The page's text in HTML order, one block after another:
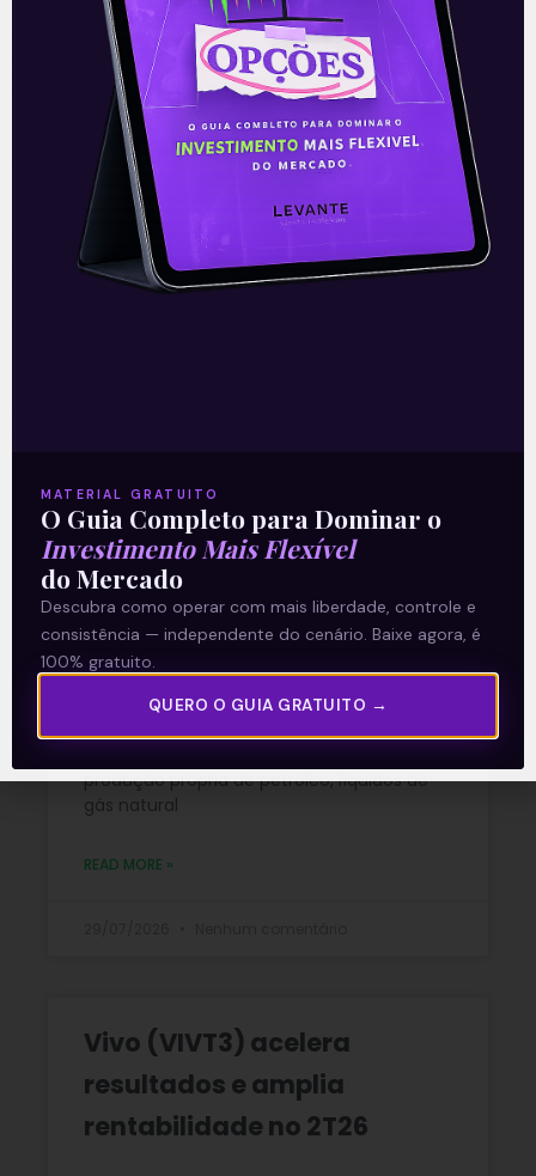
READ MORE »
06/08/2026 Nenhum comentário
Multiplan (MULT3) combina
crescimento operacional e
rentabilidade recorde no
Petrobras (PETR4) amplia
produção e bate recordes
operacionais no 2T26
A Petrobras (PETR4) apresentou uma
prévia operacional forte no 2T26, marcada
produção própria de petróleo, líquidos de
gás natural
READ MORE »
Vivo (VIVT3) acelera
resultados e amplia
rentabilidade no 2T26
MATERIAL GRATUITO
O Guia Completo para Dominar o
Investimento Mais Flexível
do Mercado
Descubra como operar com mais liberdade, controle e
consistência — independente do cenário. Baixe agora, é
100% gratuito.
QUERO O GUIA GRATUITO →